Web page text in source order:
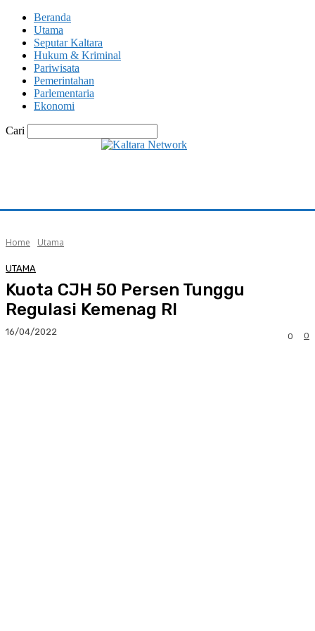
Beranda
Utama
Seputar Kaltara
Hukum & Kriminal
Pariwisata
Pemerintahan
Parlementaria
Ekonomi
Cari
Home Utama
UTAMA
Kuota CJH 50 Persen Tunggu
Regulasi Kemenag RI
16/04/2022 0
0